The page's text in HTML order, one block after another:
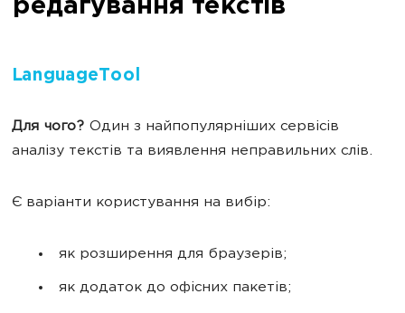
редагування текстів
LanguageTool
Для чого? Один з найпопулярніших сервісів
аналізу текстів та виявлення неправильних слів.
Є варіанти користування на вибір:
як розширення для браузерів;
як додаток до офісних пакетів;